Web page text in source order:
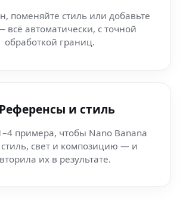
(pipeline контента) в вашей сети
— Luma Dream Machine —
поменяйте стиль или добавьте
всё автоматически, с точной
обработкой границ.
и стиль
примера, чтобы Nano Banana
свет и композицию — и
их в результате.